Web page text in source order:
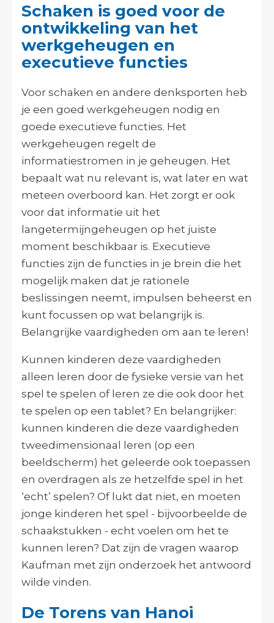
Schaken is goed voor de
ontwikkeling van het
werkgeheugen en
executieve functies
Voor schaken en andere denksporten heb
je een goed werkgeheugen nodig en
goede executieve functies. Het
werkgeheugen regelt de
informatiestromen in je geheugen. Het
bepaalt wat nu relevant is, wat later en wat
meteen overboord kan. Het zorgt er ook
voor dat informatie uit het
langetermijngeheugen op het juiste
moment beschikbaar is. Executieve
functies zijn de functies in je brein die het
mogelijk maken dat je rationele
beslissingen neemt, impulsen beheerst en
kunt focussen op wat belangrijk is.
Belangrijke vaardigheden om aan te leren!
Kunnen kinderen deze vaardigheden
alleen leren door de fysieke versie van het
spel te spelen of leren ze die ook door het
te spelen op een tablet? En belangrijker:
kunnen kinderen die deze vaardigheden
tweedimensionaal leren (op een
beeldscherm) het geleerde ook toepassen
en overdragen als ze hetzelfde spel in het
‘echt’ spelen? Of lukt dat niet, en moeten
jonge kinderen het spel - bijvoorbeelde de
schaakstukken - echt voelen om het te
kunnen leren? Dat zijn de vragen waarop
Kaufman met zijn onderzoek het antwoord
wilde vinden.
De Torens van Hanoi